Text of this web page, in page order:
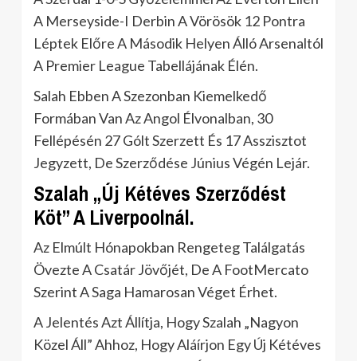
A Merseyside-I Derbin A Vörösök 12 Pontra
Léptek Előre A Második Helyen Álló Arsenaltól
A Premier League Tabellájának Élén.
Salah Ebben A Szezonban Kiemelkedő
Formában Van Az Angol Élvonalban, 30
Fellépésén 27 Gólt Szerzett És 17 Asszisztot
Jegyzett, De Szerződése Június Végén Lejár.
Szalah „Új Kétéves Szerződést
Köt” A Liverpoolnál.
Az Elmúlt Hónapokban Rengeteg Találgatás
Övezte A Csatár Jövőjét, De A FootMercato
Szerint A Saga Hamarosan Véget Érhet.
A Jelentés Azt Állítja, Hogy Szalah „Nagyon
Közel Áll” Ahhoz, Hogy Aláírjon Egy Új Kétéves